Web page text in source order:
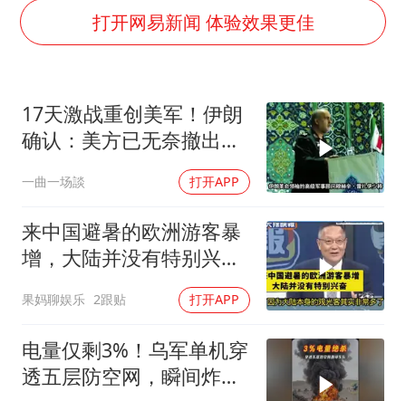
秋天的第一杯奶茶到底有多火
国防部：中国军队坚决反制任何闹海挑衅图谋
“今天得有40℃了吧 为啥还不预警”
胡彦斌韩磊 谁帮谁
胡彦斌获《歌手2026》歌王
38岁演员求职万岁山NPC成功
夯实基础开新局
打开网易新闻 体验效果更佳
17天激战重创美军！伊朗
确认：美方已无奈撤出两
一曲一场談 打开APP
来中国避暑的欧洲游客暴
增，大陆并没有特别兴
果妈聊娱乐 2跟贴 打开APP
电量仅剩3%！乌军单机穿
透五层防空网，瞬间炸飞